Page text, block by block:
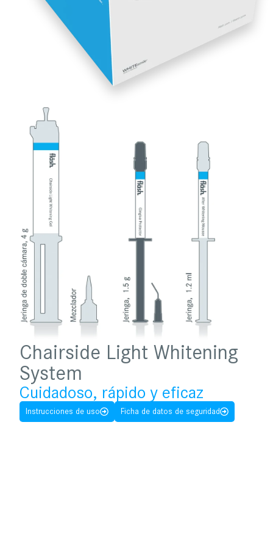
Chairside Light Whitening
System
Cuidadoso, rápido y eficaz
Instrucciones de uso Ficha de datos de seguridad